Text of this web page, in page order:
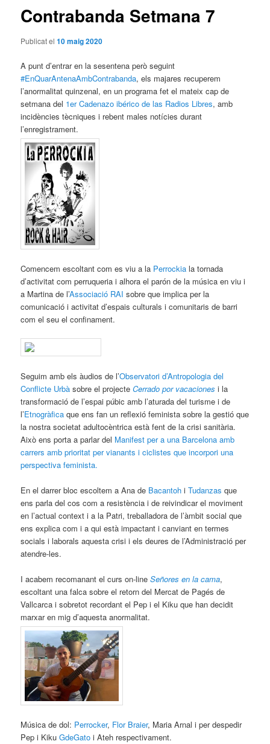
Contrabanda Setmana 7
Publicat el10 maig 2020
A punt d’entrar en la sesentena però seguint
#EnQuarAntenaAmbContrabanda, els majares recuperem
l’anormalitat quinzenal, en un programa fet el mateix cap de
setmana del 1er Cadenazo ibérico de las Radios Libres, amb
incidències tècniques i rebent males notícies durant
l’enregistrament.
Comencem escoltant com es viu a la Perrockia la tornada
d’activitat com perruqueria i alhora el parón de la música en viu i
a Martina de l’Associació RAI sobre que implica per la
comunicació i activitat d’espais culturals i comunitaris de barri
com el seu el confinament.
Seguim amb els àudios de l’Observatori d’Antropologia del
Conflicte Urbà sobre el projecteCerrado por vacaciones i la
transformació de l’espai púbic amb l’aturada del turisme i de
l’Etnogràfica que ens fan un reflexió feminista sobre la gestió que
la nostra societat adultocèntrica està fent de la crisi sanitària.
Això ens porta a parlar del Manifest per a una Barcelona amb
carrers amb prioritat per vianants i ciclistes que incorpori una
perspectiva feminista.
En el darrer bloc escoltem a Ana de Bacantoh iTudanzas que
ens parla del cos com a resistència i de reivindicar el moviment
en l’actual context i a la Patri, treballadora de l’àmbit social que
ens explica com i a qui està impactant i canviant en termes
socials i laborals aquesta crisi i els deures de l’Administració per
atendre-les.
I acabem recomanant el curs on-lineSeñores en la cama,
escoltant una falca sobre el retorn del Mercat de Pagés de
Vallcarca i sobretot recordant el Pep i el Kiku que han decidit
marxar en mig d’aquesta anormalitat.
Música de dol: Perrocker, Flor Braier, Maria Arnal i per despedir
Pep i KikuGdeGato i Ateh respectivament.